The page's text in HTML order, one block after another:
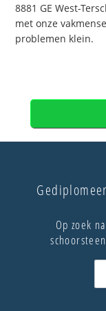
8881 GE West-
met onze
problemen klein.
Op zoek